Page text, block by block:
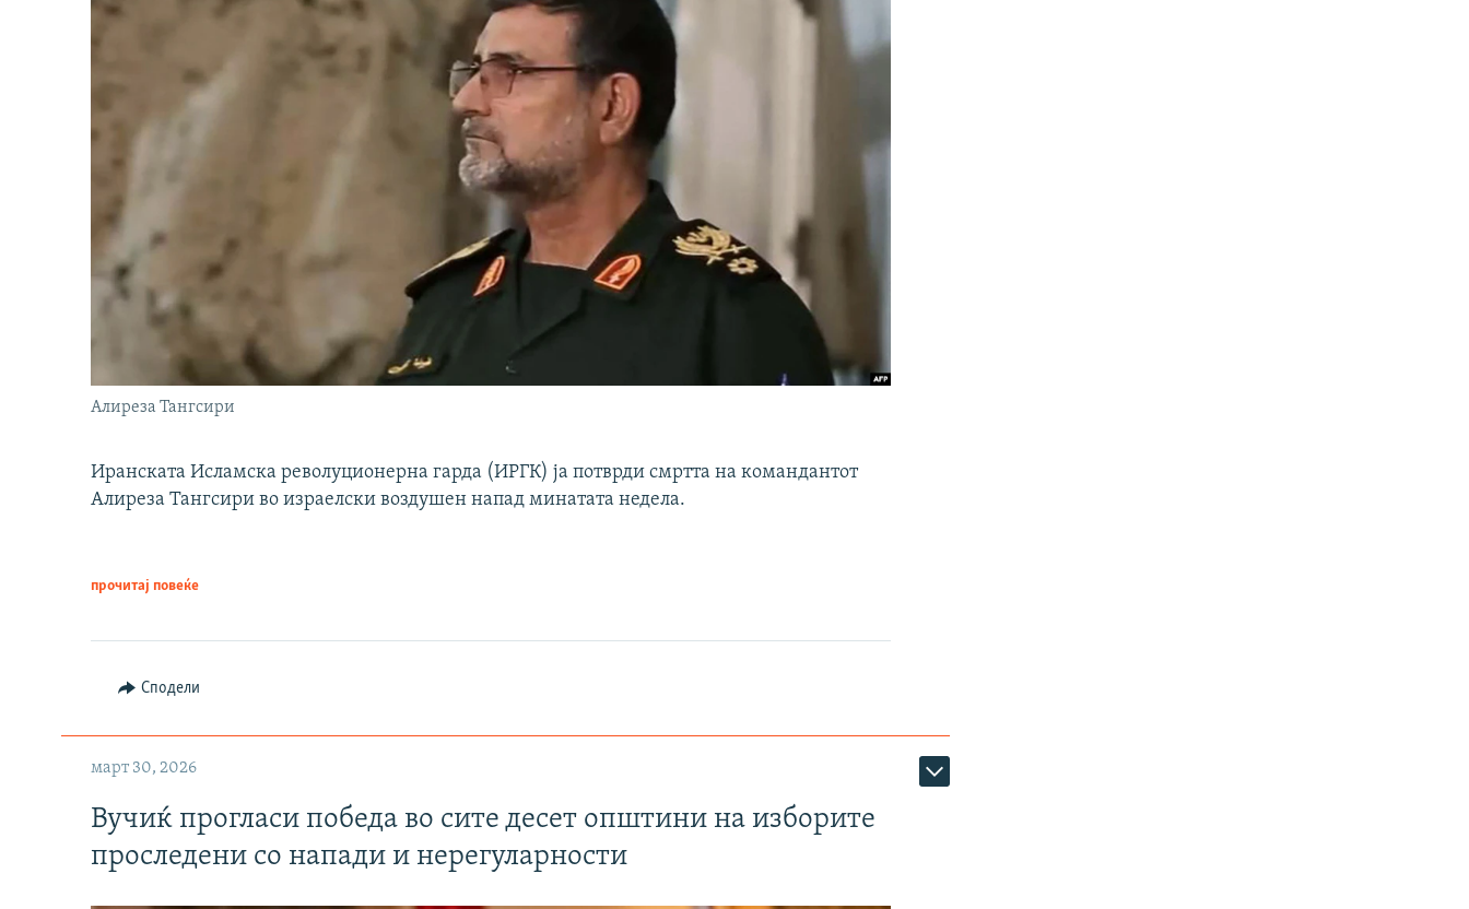
Алиреза Тангсири
Иранската Исламска револуционерна гарда (ИРГК) ја потврди смртта на командантот
Алиреза Тангсири во израелски воздушен напад минатата недела.
прочитај повеќе
Сподели
март 30, 2026
Вучиќ прогласи победа во сите десет општини на изборите
проследени со напади и нерегуларности